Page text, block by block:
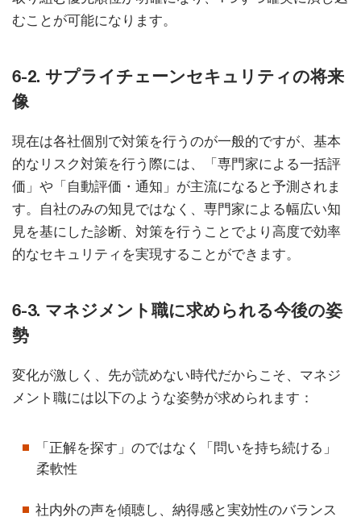
むことが可能になります。
6-2. サプライチェーンセキュリティの将来
像
現在は各社個別で対策を行うのが一般的ですが、基本
的なリスク対策を行う際には、「専門家による一括評
価」や「自動評価・通知」が主流になると予測されま
す。自社のみの知見ではなく、専門家による幅広い知
見を基にした診断、対策を行うことでより高度で効率
的なセキュリティを実現することができます。
6-3. マネジメント職に求められる今後の姿
勢
変化が激しく、先が読めない時代だからこそ、マネジ
メント職には以下のような姿勢が求められます：
「正解を探す」のではなく「問いを持ち続ける」
柔軟性
社内外の声を傾聴し、納得感と実効性のバランス